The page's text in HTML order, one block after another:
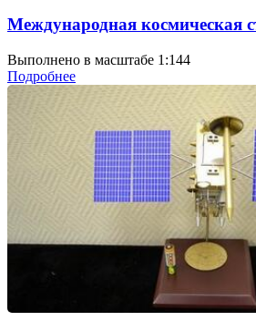
Международная космическая
Выполнено в масштабе 1:144
Подробнее